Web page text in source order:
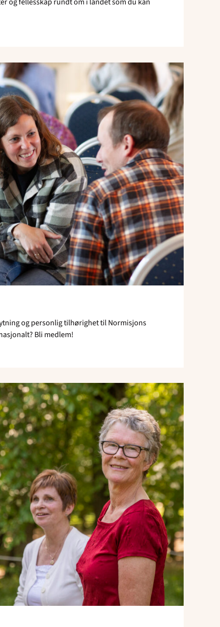
og personlig tilhørighet til Normisjons
Bli medlem!
Read
"Bli
medlem"
Read
article
"Opprett
ditt
testamente"